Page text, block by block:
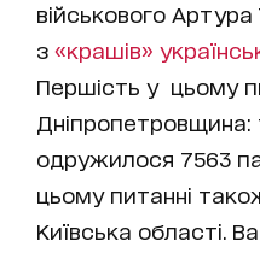
військового
з «крашів»
Першість у цьому
Дніпропетровщина:
одружилося 7563
цьому питанні
Київська області.